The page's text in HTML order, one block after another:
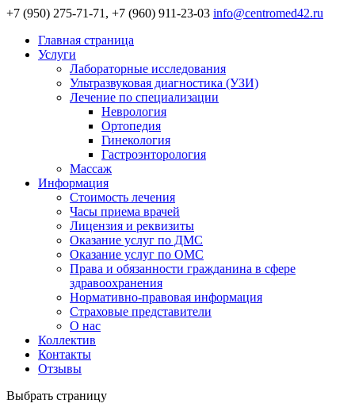
+7 (950) 275-71-71, +7 (960) 911-23-03 info@centromed42.ru
Главная страница
Услуги
Лабораторные исследования
Ультразвуковая диагностика (УЗИ)
Лечение по специализации
Неврология
Ортопедия
Гинекология
Гастроэнторология
Массаж
Информация
Стоимость лечения
Часы приема врачей
Лицензия и реквизиты
Оказание услуг по ДМС
Оказание услуг по ОМС
Права и обязанности гражданина в сфере
здравоохранения
Нормативно-правовая информация
Страховые представители
О нас
Коллектив
Контакты
Отзывы
Выбрать страницу